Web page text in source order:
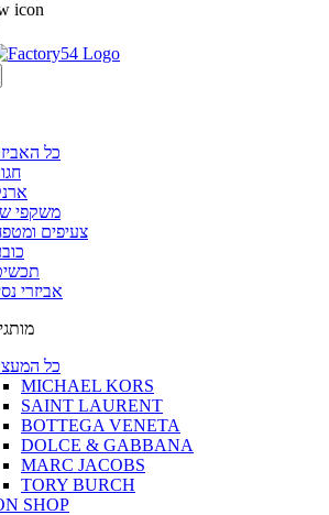
כל
משקפי
צעיפים
אביזרי
כל
MICHAEL KORS
SAINT LAURENT
BOTTEGA VENETA
DOLCE & GABBANA
MARC JACOBS
TORY BURCH
SHOP